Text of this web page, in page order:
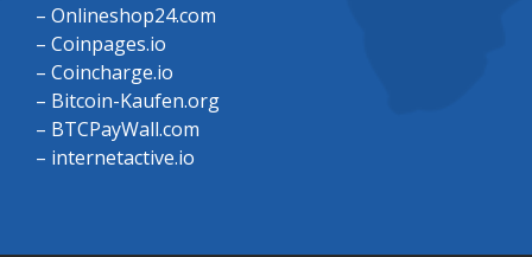
– Onlineshop24.com
– Coinpages.io
– Coincharge.io
– Bitcoin-Kaufen.org
– BTCPayWall.com
– internetactive.io